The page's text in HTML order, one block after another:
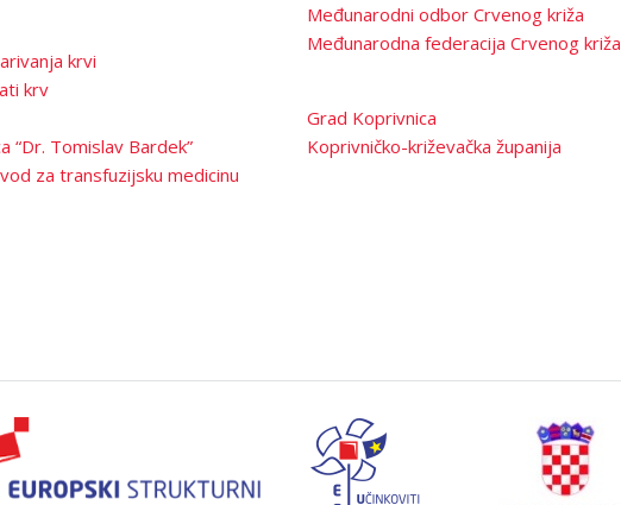
krvi
krv
“Dr. Tomislav Bardek”
za transfuzijsku medicinu
Međunarodni odbor Crvenog križa
Međunarodna federacija Crvenog križa
Grad Koprivnica
Koprivničko-križevačka županija